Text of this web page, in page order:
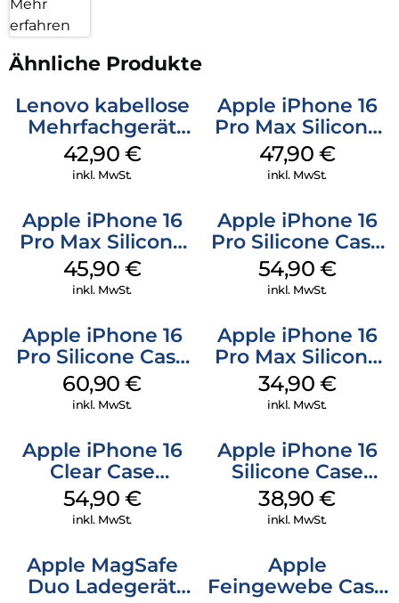
Mehr
erfahren
Ähnliche Produkte
Lenovo kabellose
Mehrfachgerät
Luna Grey
42,90 €
inkl. MwSt.
Apple iPhone 16
Pro Max Silicone
Case MagSafe
Black
47,90 €
inkl. MwSt.
Apple iPhone 16
Pro Max Silicone
Case MagSafe
Ultramarine
45,90 €
inkl. MwSt.
Apple iPhone 16
Pro Silicone Case
MagSafe Black
54,90 €
inkl. MwSt.
Apple iPhone 16
Pro Silicone Case
MagSafe Stone
Gray
60,90€
inkl. MwSt.
Apple iPhone 16
Pro Max Silicone
Case MagSafe
Denim
34,90 €
inkl. MwSt.
Apple iPhone 16
Clear Case
MagSafe
Transparent
54,90 €
inkl. MwSt.
Apple iPhone 16
Silicone Case
MagSafe
Ultramarine
38,90€
inkl. MwSt.
Apple MagSafe
Duo Ladegerät
Apple
Feingewebe Case